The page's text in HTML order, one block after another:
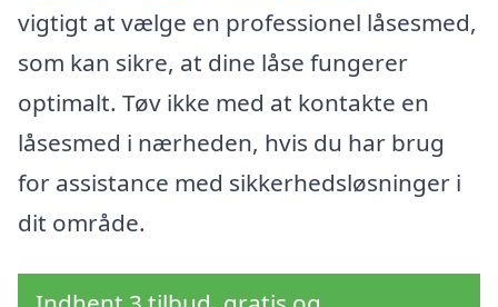
vigtigt at vælge en professionel låsesmed,
som kan sikre, at dine låse fungerer
optimalt. Tøv ikke med at kontakte en
låsesmed i nærheden, hvis du har brug
for assistance med sikkerhedsløsninger i
dit område.